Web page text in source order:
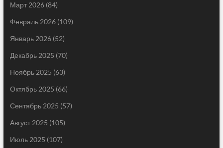
Март 2026(84)
Февраль 2026(109)
Январь 2026(52)
Декабрь 2025 (70)
Ноябрь 2025 (63)
Октябрь 2025 (66)
Сентябрь 2025 (57)
Август 2025 (105)
Июль 2025 (107)